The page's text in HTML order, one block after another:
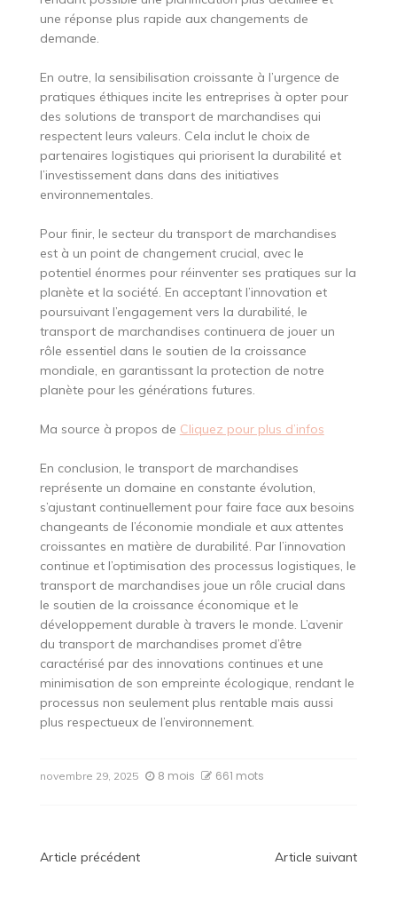
une réponse plus rapide aux changements de
demande.
En outre, la sensibilisation croissante à l’urgence de
pratiques éthiques incite les entreprises à opter pour
des solutions de transport de marchandises qui
respectent leurs valeurs. Cela inclut le choix de
partenaires logistiques qui priorisent la durabilité et
l’investissement dans dans des initiatives
environnementales.
Pour finir, le secteur du transport de marchandises
est à un point de changement crucial, avec le
potentiel énormes pour réinventer ses pratiques sur la
planète et la société. En acceptant l’innovation et
poursuivant l’engagement vers la durabilité, le
transport de marchandises continuera de jouer un
rôle essentiel dans le soutien de la croissance
mondiale, en garantissant la protection de notre
planète pour les générations futures.
Ma source à propos de Cliquez pour plus d’infos
En conclusion, le transport de marchandises
représente un domaine en constante évolution,
s’ajustant continuellement pour faire face aux besoins
changeants de l’économie mondiale et aux attentes
croissantes en matière de durabilité. Par l’innovation
continue et l’optimisation des processus logistiques, le
transport de marchandises joue un rôle crucial dans
le soutien de la croissance économique et le
développement durable à travers le monde. L’avenir
du transport de marchandises promet d’être
caractérisé par des innovations continues et une
minimisation de son empreinte écologique, rendant le
processus non seulement plus rentable mais aussi
plus respectueux de l’environnement.
novembre 29, 2025 8 mois 661 mots
Navigation
Article précédent Article suivant